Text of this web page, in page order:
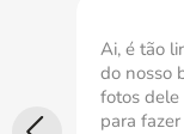
Ai, é tão
do nosso
fotos dele
para